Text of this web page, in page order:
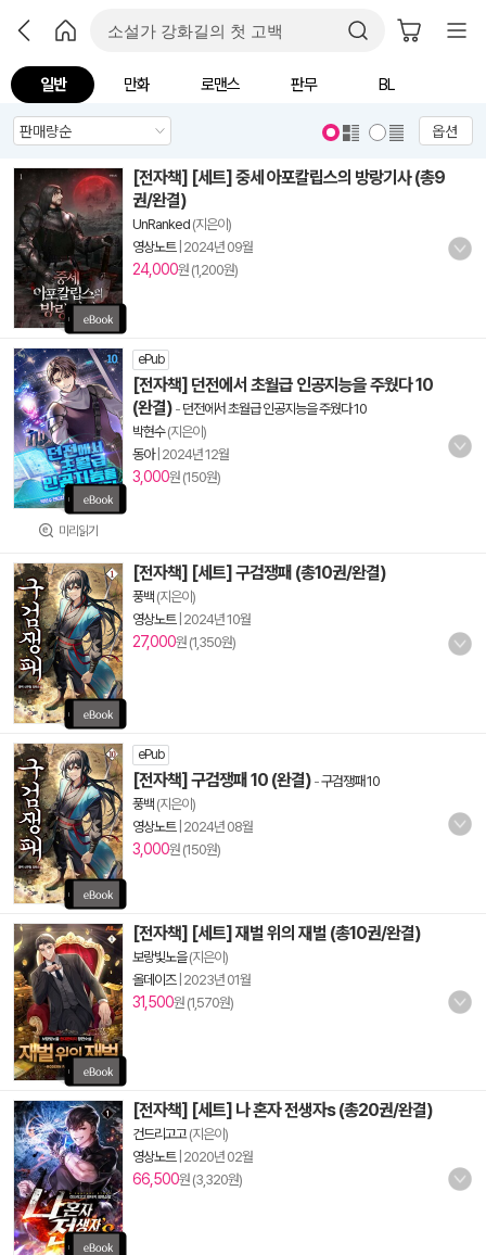
일반 만화 로맨스 판무 BL
옵션
[전자책] [세트] 중세 아포칼립스의 방랑기사 (총9
권/완결)
UnRanked (지은이)
영상노트| 2024년 09월
24,000원 (1,200원)
미리읽기
ePub
[전자책] 던전에서 초월급 인공지능을 주웠다 10
(완결) - 던전에서 초월급 인공지능을 주웠다 10
박현수(지은이)
동아| 2024년 12월
3,000원 (150원)
[전자책] [세트] 구검쟁패 (총10권/완결)
풍백 (지은이)
영상노트| 2024년 10월
27,000원 (1,350원)
ePub
[전자책] 구검쟁패 10 (완결) -구검쟁패 10
풍백 (지은이)
영상노트| 2024년 08월
3,000원 (150원)
[전자책] [세트] 재벌 위의 재벌 (총10권/완결)
보랑빛노을(지은이)
올데이즈| 2023년 01월
31,500원 (1,570원)
[전자책] [세트] 나 혼자 전생자s (총20권/완결)
건드리고고(지은이)
영상노트| 2020년 02월
66,500원 (3,320원)